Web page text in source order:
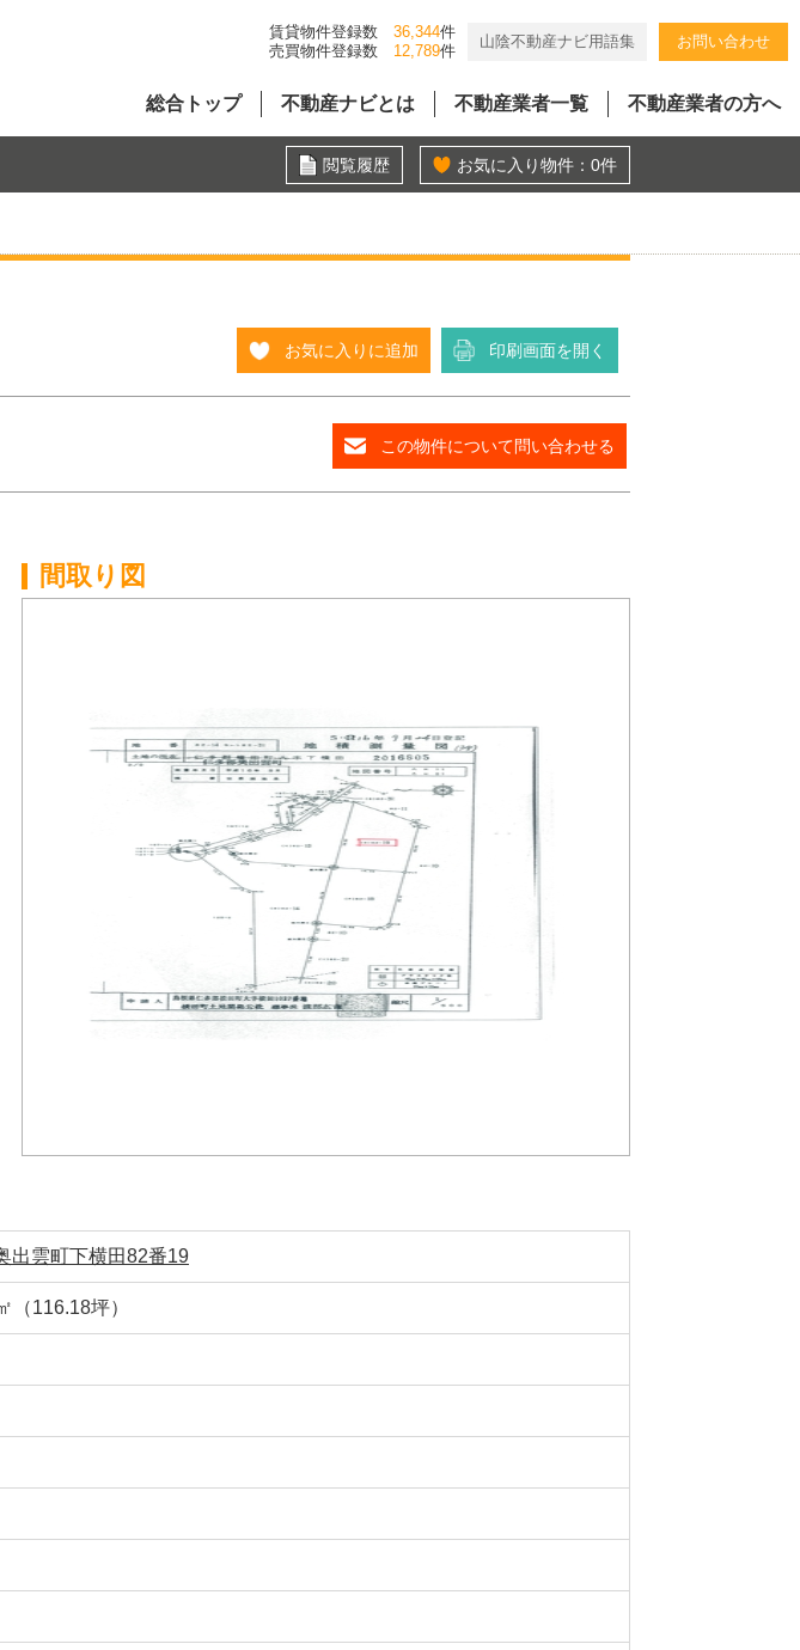
賃貸物件登録数 36,344件
売買物件登録数
12,789件
山陰不動産ナビ用語集 お問い合わせ
総合トップ 不動産ナビとは 不動産業者一覧 不動産業者の方へ
閲覧履歴 お気に入り物件： 0件
お気に入りに追加 印刷画面を開く
この物件について問い合わせる
間取り図
出雲町下横田82番19
（116.18坪）